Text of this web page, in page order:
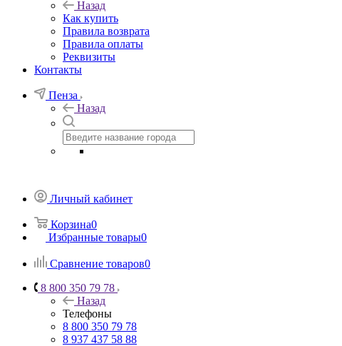
Назад
Как купить
Правила возврата
Правила оплаты
Реквизиты
Контакты
Пенза
Назад
Личный кабинет
Корзина0
Избранные товары0
Сравнение товаров0
8 800 350 79 78
Назад
Телефоны
8 800 350 79 78
8 937 437 58 88